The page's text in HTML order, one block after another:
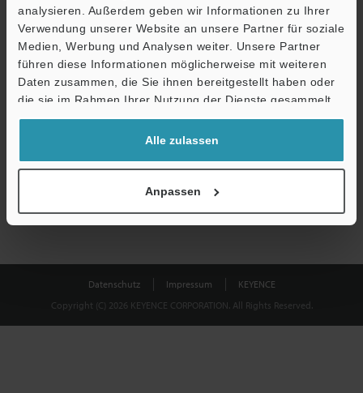
analysieren. Außerdem geben wir Informationen zu Ihrer
Verwendung unserer Website an unsere Partner für soziale
Medien, Werbung und Analysen weiter. Unsere Partner
führen diese Informationen möglicherweise mit weiteren
Daten zusammen, die Sie ihnen bereitgestellt haben oder
die sie im Rahmen Ihrer Nutzung der Dienste gesammelt
haben.
Alle zulassen
Anpassen
Download
Datenschutz ist uns wichtig - Ihre Daten werden niemals
Datenschutz
Datenschutz Impressum
KEYENCE
Copyright (C) 2026 KEYENCE CORPORATION. All Rights Reserved.